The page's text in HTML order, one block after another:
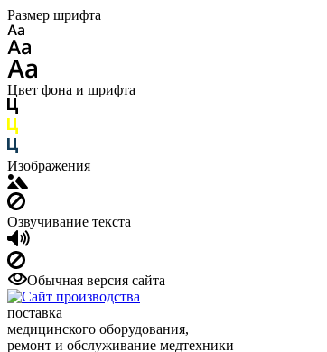
Размер шрифта
Цвет фона и шрифта
Изображения
Озвучивание текста
Обычная версия сайта
поставка
медицинского оборудования,
ремонт и обслуживание медтехники